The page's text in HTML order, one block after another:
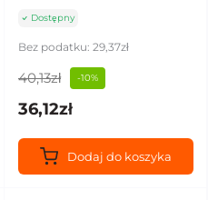
Dostępny
Bez podatku: 29,37zł
40,13zł -10%
36,12zł
Dodaj do koszyka